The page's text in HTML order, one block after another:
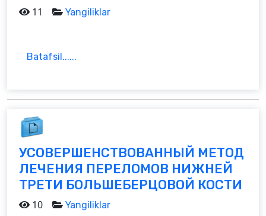
11 Yangiliklar
Batafsil......
УСОВЕРШЕНСТВОВАННЫЙ МЕТОД
ЛЕЧЕНИЯ ПЕРЕЛОМОВ НИЖНЕЙ
ТРЕТИ БОЛЬШЕБЕРЦОВОЙ КОСТИ
10 Yangiliklar